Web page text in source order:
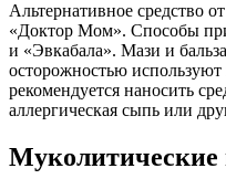
Альтернативное средство
«Доктор Мом». Способы
и «Эвкабала». Мази и
осторожностью
рекомендуется наносить
аллергическая сыпь или